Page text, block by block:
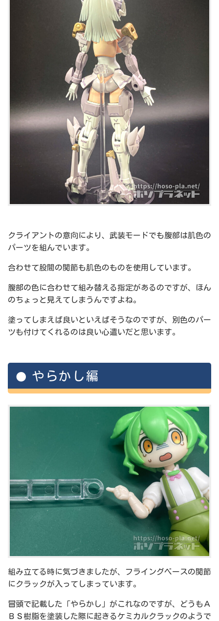
クライアントの意向により、武装モードでも腹部は肌色の
パーツを組んでいます。
合わせて股間の関節も肌色のものを使用しています。
腹部の色に合わせて組み替える指定があるのですが、ほん
のちょっと見えてしまうんですよね。
塗ってしまえば良いといえばそうなのですが、別色のパー
ツも付けてくれるのは良い心遣いだと思います。
やらかし編
組み立てる時に気づきましたが、フライングベースの関節
にクラックが入ってしまっています。
冒頭で記載した「やらかし」がこれなのですが、どうもＡ
ＢＳ樹脂を塗装した際に起きるケミカルクラックのようで